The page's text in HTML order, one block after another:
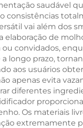
saudável
consistências
vai além dos
de
convidados,
longo prazo,
aos usuários
apenas evita
diferentes
Os materiais
extremamente